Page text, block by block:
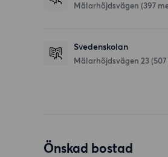
Mälarhöjdsvägen (397
Svedenskolan
Mälarhöjdsvägen 23
Önskad bostad